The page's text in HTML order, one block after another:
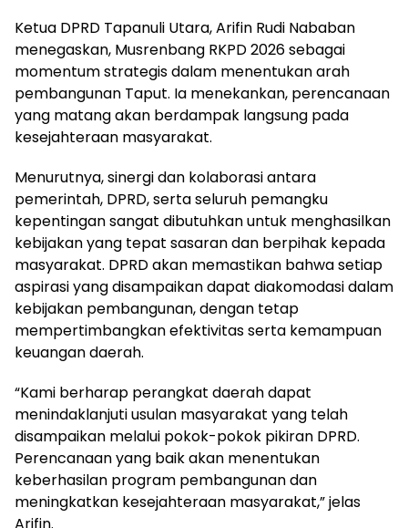
Ketua DPRD Tapanuli Utara, Arifin Rudi Nababan
menegaskan, Musrenbang RKPD 2026 sebagai
momentum strategis dalam menentukan arah
pembangunan Taput. Ia menekankan, perencanaan
yang matang akan berdampak langsung pada
kesejahteraan masyarakat.
Menurutnya, sinergi dan kolaborasi antara
pemerintah, DPRD, serta seluruh pemangku
kepentingan sangat dibutuhkan untuk menghasilkan
kebijakan yang tepat sasaran dan berpihak kepada
masyarakat. DPRD akan memastikan bahwa setiap
aspirasi yang disampaikan dapat diakomodasi dalam
kebijakan pembangunan, dengan tetap
mempertimbangkan efektivitas serta kemampuan
keuangan daerah.
“Kami berharap perangkat daerah dapat
menindaklanjuti usulan masyarakat yang telah
disampaikan melalui pokok-pokok pikiran DPRD.
Perencanaan yang baik akan menentukan
keberhasilan program pembangunan dan
meningkatkan kesejahteraan masyarakat,” jelas